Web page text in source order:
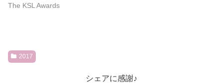
The KSL Awards
2017
シェアに感謝♪